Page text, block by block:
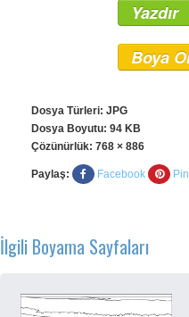
Yazdır
Boya
Dosya Türleri: JPG
Dosya Boyutu: 94 KB
Çözünürlük: 768 × 886
Paylaş: Facebook
İlgili Boyama Sayfaları